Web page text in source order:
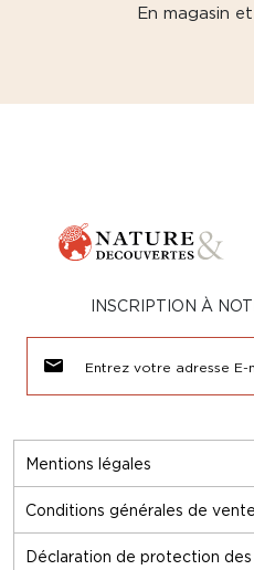
En magasin
Mentions légales
Conditions générales de vente
Déclaration de protection
INSCRIPTION À